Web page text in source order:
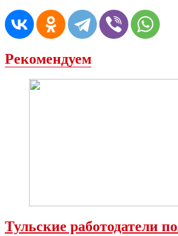
Рекомендуем
Тульские работодатели